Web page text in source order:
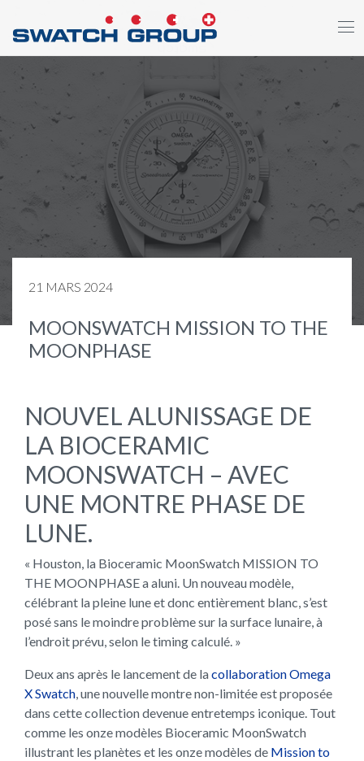
principal
21 MARS 2024
MOONSWATCH MISSION TO THE
MOONPHASE
NOUVEL ALUNISSAGE DE
LA BIOCERAMIC
MOONSWATCH – AVEC
UNE MONTRE PHASE DE
LUNE.
« Houston, la Bioceramic MoonSwatch MISSION TO
THE MOONPHASE a aluni. Un nouveau modèle,
célébrant la pleine lune et donc entièrement blanc, s’est
posé sans le moindre problème sur la surface lunaire, à
l’endroit prévu, selon le timing calculé. »
Deux ans après le lancement de lacollaboration Omega
X Swatch, une nouvelle montre non-limitée est proposée
dans cette collection devenue entretemps iconique. Tout
comme les onze modèles Bioceramic MoonSwatch
illustrant les planètes et les onze modèles de Mission to